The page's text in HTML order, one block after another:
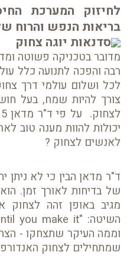
לחיזוק המערכת
בריאות הנפש והרוח
מדובר בטכניקה פשוטה
רבה והפכה לתנועה כלל
לכל ושלום עולמי דרך
צורך להיות שמח, בעל
יכולות להוות מענה טוב
לאנשים לצחוק ?
ד"ר מדאן הבין כי לא ניתן
של בדיחות לאורך זמן.
מגיב באופן זהה לצחוק
וממה העיקר שתצחקו -
שמתחילים לצחוק